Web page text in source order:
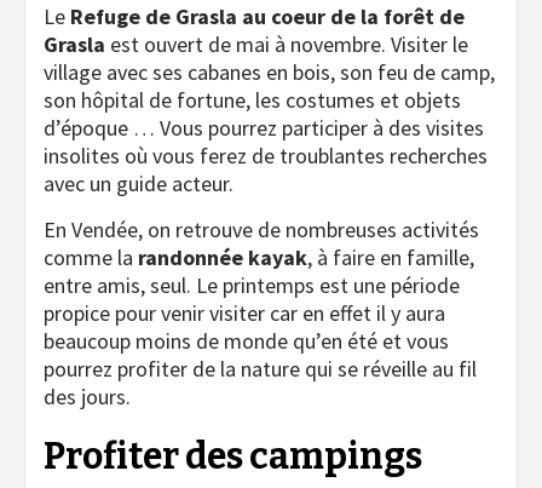
Le Refuge de Grasla au coeur de la forêt de
Grasla est ouvert de mai à novembre. Visiter le
village avec ses cabanes en bois, son feu de camp,
son hôpital de fortune, les costumes et objets
d’époque … Vous pourrez participer à des visites
insolites où vous ferez de troublantes recherches
avec un guide acteur.
En Vendée, on retrouve de nombreuses activités
comme la randonnée kayak, à faire en famille,
entre amis, seul. Le printemps est une période
propice pour venir visiter car en effet il y aura
beaucoup moins de monde qu’en été et vous
pourrez profiter de la nature qui se réveille au fil
des jours.
Profiter des campings